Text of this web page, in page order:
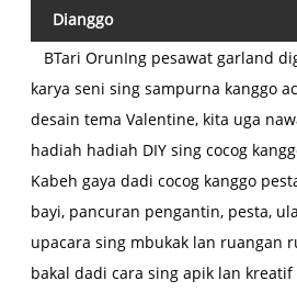
Dianggo
BTari OrunIng pesawat garland
karya seni sing sampurna kanggo
desain tema Valentine, kita uga
hadiah hadiah DIY sing cocog
Kabeh gaya dadi cocog kanggo
bayi, pancuran pengantin, pesta,
upacara sing mbukak lan ruangan
bakal dadi cara sing apik lan kreatif